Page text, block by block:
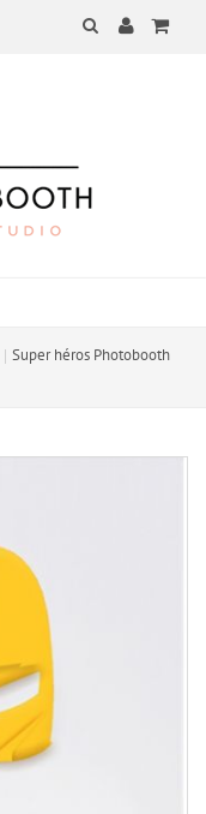
Super héros Photobooth